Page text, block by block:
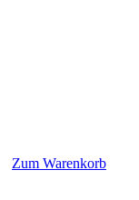
Zum Warenkorb